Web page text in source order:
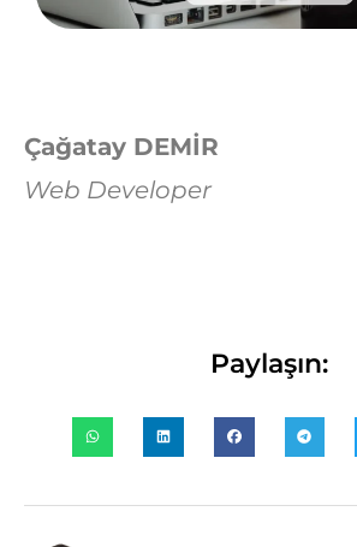
Çağatay DEMİR
Web Developer
Paylaşın: